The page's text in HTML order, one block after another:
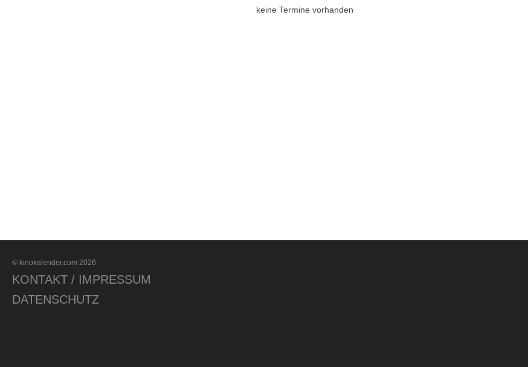
keine Termine vorhanden
© kinokalender.com 2026
KONTAKT / IMPRESSUM
DATENSCHUTZ